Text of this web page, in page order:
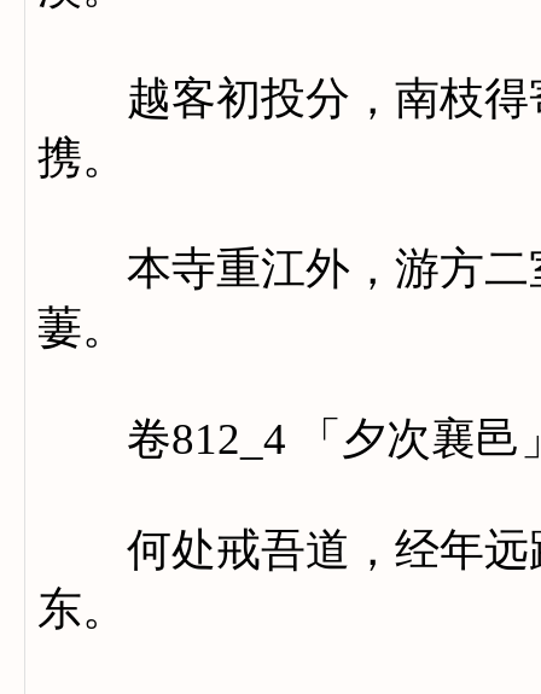
越客初投分，南枝得
携。
本寺重江外，游方二
萋。
卷812_4 「夕次襄邑
何处戒吾道，经年远
东。